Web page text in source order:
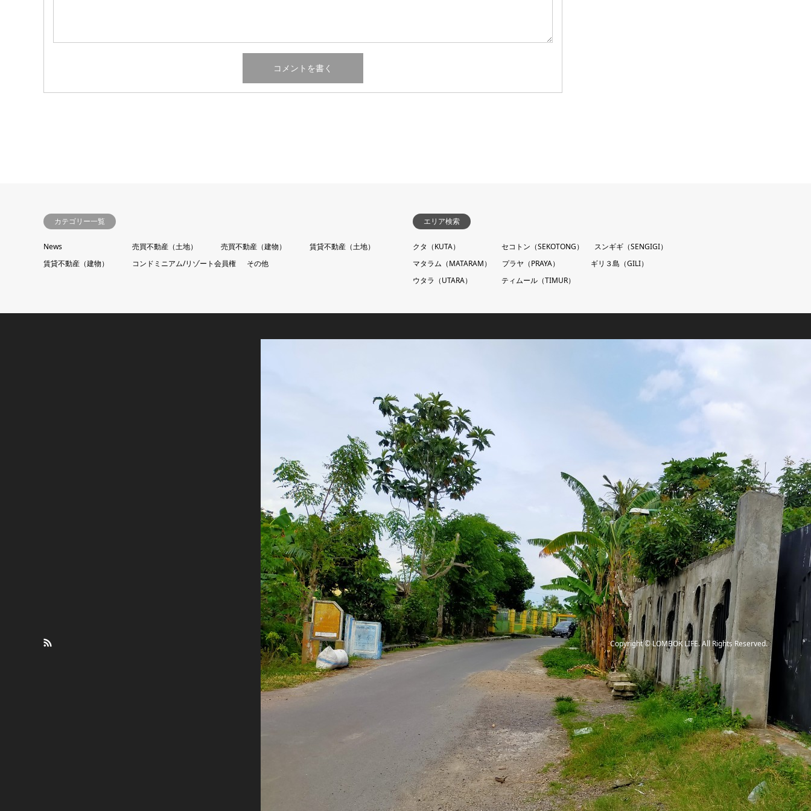
カテゴリー一覧
News 売買不動産（土地） 売買不動産（建物）
賃貸不動産（土地）
賃貸不動産（建物）
コンドミニアム/リゾート会員権 その他
エリア検索
クタ（KUTA） セコトン（SEKOTONG）
スンギギ（SENGIGI）
マタラム（MATARAM）
プラヤ（PRAYA）
ギリ３島（GILI）
ウタラ（UTARA）
ティムール（TIMUR）
Copyright©LOMBOK LIFE. All Rights Reserved.